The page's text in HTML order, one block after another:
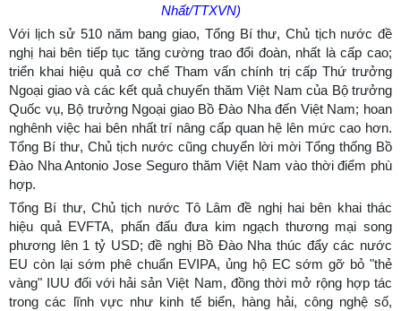
Nhất/TTXVN)
Với lịch sử 510 năm bang giao, Tổng Bí thư, Chủ tịch nước đề
nghị hai bên tiếp tục tăng cường trao đổi đoàn, nhất là cấp cao;
triển khai hiệu quả cơ chế Tham vấn chính trị cấp Thứ trưởng
Ngoại giao và các kết quả chuyến thăm Việt Nam của Bộ trưởng
Quốc vụ, Bộ trưởng Ngoại giao Bồ Đào Nha đến Việt Nam; hoan
nghênh việc hai bên nhất trí nâng cấp quan hệ lên mức cao hơn.
Tổng Bí thư, Chủ tịch nước cũng chuyển lời mời Tổng thống Bồ
Đào Nha Antonio Jose Seguro thăm Việt Nam vào thời điểm phù
hợp.
Tổng Bí thư, Chủ tịch nước Tô Lâm đề nghị hai bên khai thác
hiệu quả EVFTA, phấn đấu đưa kim ngạch thương mại song
phương lên 1 tỷ USD; đề nghị Bồ Đào Nha thúc đẩy các nước
EU còn lại sớm phê chuẩn EVIPA, ủng hộ EC sớm gỡ bỏ "thẻ
vàng" IUU đối với hải sản Việt Nam, đồng thời mở rộng hợp tác
trong các lĩnh vực như kinh tế biển, hàng hải, công nghệ số,